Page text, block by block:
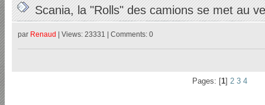
Scania, la "Rolls" des camions se met au
26/02/2023
par Renaud | Views: 23331 | Comments: 0
Pages: [1] 2 3 4